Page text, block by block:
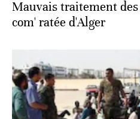
Mauvais traitement
com' ratée d'Alger